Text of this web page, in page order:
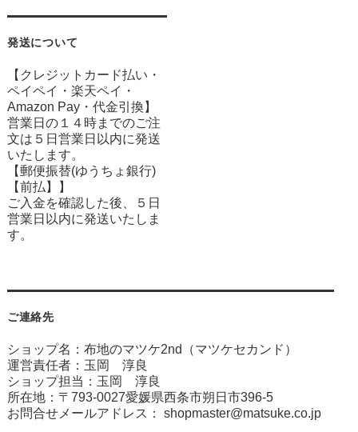
発送について
【クレジットカード払い・
ペイペイ・楽天ペイ・
Amazon Pay・ 代金引換】
営業日の１４時までのご注
文は５日営業日以内に発送
いたします。
【郵便振替(ゆうちょ銀行)
【前払】】
ご入金を確認した後、５日
営業日以内に発送いたしま
す。
ご連絡先
ショップ名：布地のマツケ2nd（マツケセカンド）
運営責任者：玉岡 淳良
ショップ担当：玉岡 淳良
所在地：〒793-0027愛媛県西条市朔日市396-5
お問合せメールアドレス： shopmaster@matsuke.co.jp